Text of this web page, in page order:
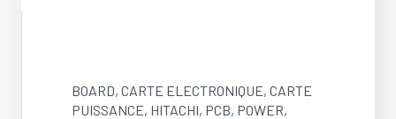
BOARD, CARTE ELECTRONIQUE, CARTE
PUISSANCE, HITACHI, PCB, POWER,